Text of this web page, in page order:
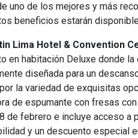
uno de los mejores y más
beneficios estarán
Lima Hotel & Convention
en habitación Deluxe donde
diseñada para un
la variedad de exquisitas
de espumante con fresas
de febrero e incluye acceso a
y un descuento especial